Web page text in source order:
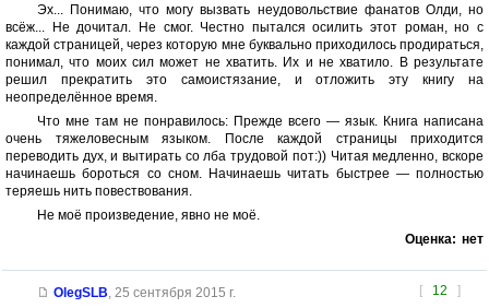
Эх... Понимаю, что могу вызвать неудовольствие фанатов Олди, но
всёж... Не дочитал. Не смог. Честно пытался осилить этот роман, но с
каждой страницей, через которую мне буквально приходилось продираться,
понимал, что моих сил может не хватить. Их и не хватило. В результате
решил прекратить это самоистязание, и отложить эту книгу на
неопределённое время.
Что мне там не понравилось: Прежде всего — язык. Книга написана
очень тяжеловесным языком. После каждой страницы приходится
переводить дух, и вытирать со лба трудовой пот:)) Читая медленно, вскоре
начинаешь бороться со сном. Начинаешь читать быстрее — полностью
теряешь нить повествования.
Не моё произведение, явно не моё.
Оценка: нет
[ 12 ]
OlegSLB, 25 сентября 2015 г.